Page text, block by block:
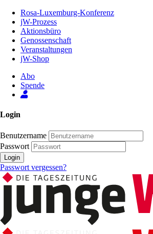
Inhalt
Seite
Rosa-Luxemburg-Konferenz
jW-Prozess
Aktionsbüro
Genossenschaft
Veranstaltungen
jW-Shop
Abo
Spende
Login
Benutzername
Passwort
Login
Passwort vergessen?